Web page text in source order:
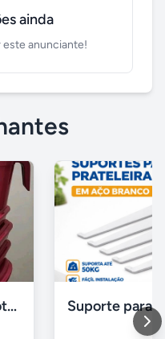
ainda
este anunciante!
Promoção 5 Panelas 10 Potes Multiuso